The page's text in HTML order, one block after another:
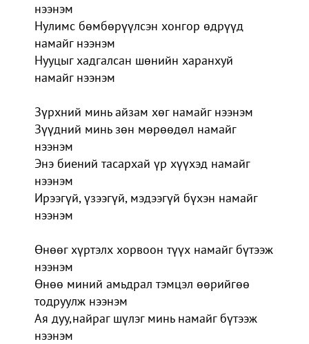
нээнэм
Нулимс бөмбөрүүлсэн хонгор өдрүүд
намайг нээнэм
Нууцыг хадгалсан шөнийн харанхуй
намайг нээнэм
Зүрхний минь айзам хөг намайг нээнэм
Зүүдний минь зөн мөрөөдөл намайг
нээнэм
Энэ биений тасархай үр хүүхэд намайг
нээнэм
Ирээгүй, үзээгүй, мэдээгүй бүхэн намайг
нээнэм
Өнөөг хүртэлх хорвоон түүх намайг бүтээж
нээнэм
Өнөө миний амьдрал тэмцэл өөрийгөө
тодруулж нээнэм
Ая дуу,найраг шүлэг минь намайг бүтээж
нээнэм